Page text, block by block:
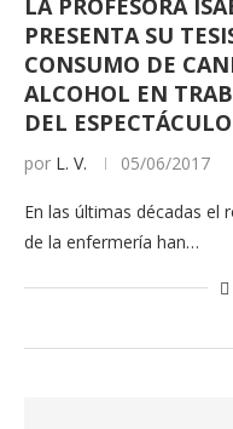
LA PROFESORA
PRESENTA SU
CONSUMO DE
ALCOHOL EN
DEL ESPECTÁCULO
por L. V. 05/06/2017
En las últimas décadas el
de la enfermería han…